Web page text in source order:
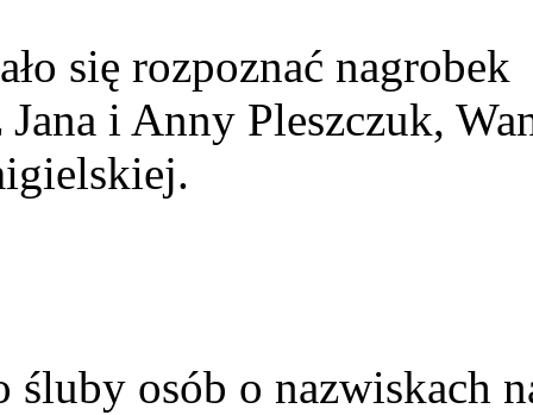
się rozpoznać nagrobek
i Anny Pleszczuk,
śluby osób o nazwiskach